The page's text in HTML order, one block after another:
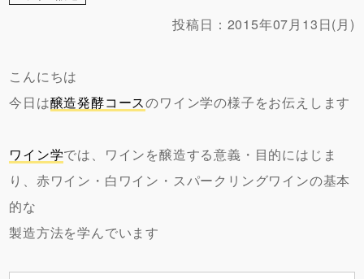
投稿日： 2015年07月13日(月)
こんにちは
今日は醸造発酵コースのワイン学の様子をお伝えします
ワイン学では、ワインを醸造する意義・目的にはじま
り、赤ワイン・白ワイン・スパークリングワインの基本
的な
製造方法を学んでいます